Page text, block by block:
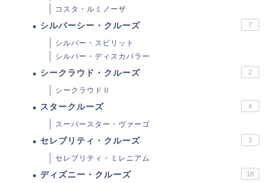
コスタ・ルミノーザ
シルバーシー・クルーズ 7
シルバー・スピリット
シルバー・ディスカバラー
シークラウド・クルーズ 2
シークラウドⅡ
スタークルーズ 4
スーパースター・ヴァーゴ
セレブリティ・クルーズ 3
セレブリティ・ミレニアム
ディズニー・クルーズ 18